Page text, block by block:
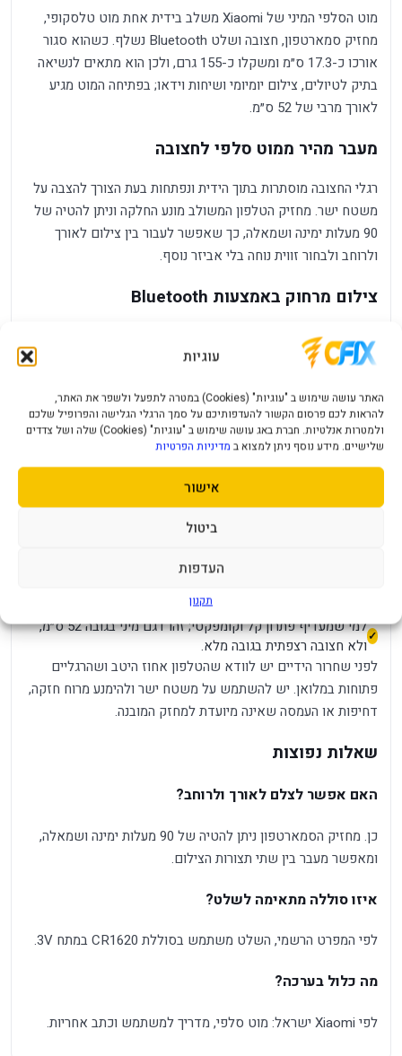
עוגיות
האתר עושה שימוש ב "עוגיות" (Cookies) במטרה לתפעל ולשפר את האתר,
להראות לכם פרסום הקשור להעדפותיכם על סמך הרגלי הגלישה והפרופיל שלכם
ולמטרות אנלטיות. חברת באג עושה שימוש ב "עוגיות" (Cookies) שלה ושל צדדים
שלישיים. מידע נוסף ניתן למצוא ב מדיניות הפרטיות
אישור
ביטול
העדפות
תקנון
מוט הסלפי המיני של Xiaomi משלב בידית אחת מוט טלסקופי,
מחזיק סמארטפון, חצובה ושלט Bluetooth נשלף. כשהוא סגור
אורכו כ-17.3 ס״מ ומשקלו כ-155 גרם, ולכן הוא מתאים לנשיאה
בתיק לטיולים, צילום יומיומי ושיחות וידאו; בפתיחה המוט מגיע
לאורך מרבי של 52 ס״מ.
מעבר מהיר ממוט סלפי לחצובה
רגלי החצובה מוסתרות בתוך הידית ונפתחות בעת הצורך להצבה על
משטח ישר. מחזיק הטלפון המשולב מונע החלקה וניתן להטיה של
90 מעלות ימינה ושמאלה, כך שאפשר לעבור בין צילום לאורך
ולרוחב ולבחור זווית נוחה בלי אביזר נוסף.
צילום מרחוק באמצעות Bluetooth
תריס המצלמה מרחוק. לפי Xiaomi ישראל, טווח הפעולה הוא עד
רצף או וידאו קצר תלויות בדגם הטלפון וביישום המצלמה;
התאימות הבסיסית היא למכשיר התומך בלחצן צילום דרך
Bluetooth.
לצילום סלפי, תמונות קבוצתיות וסרטונים קצרים בטיולים
לשיחות וידאו או צילום תוכן כאשר החצובה מוצבת על שולחן או
למי שמעדיף פתרון קל וקומפקטי; זהו דגם מיני בגובה 52 ס״מ,
ולא חצובה רצפתית בגובה מלא.
לפני שחרור הידיים יש לוודא שהטלפון אחוז היטב ושהרגליים
פתוחות במלואן. יש להשתמש על משטח ישר ולהימנע מרוח חזקה,
דחיפות או העמסה שאינה מיועדת למחזק המובנה.
שאלות נפוצות
האם אפשר לצלם לאורך ולרוחב?
כן. מחזיק הסמארטפון ניתן להטיה של 90 מעלות ימינה ושמאלה,
ומאפשר מעבר בין שתי תצורות הצילום.
איזו סוללה מתאימה לשלט?
לפי המפרט הרשמי, השלט משתמש בסוללת CR1620 במתח 3V.
מה כלול בערכה?
לפי Xiaomi ישראל: מוט סלפי, מדריך למשתמש וכתב אחריות.